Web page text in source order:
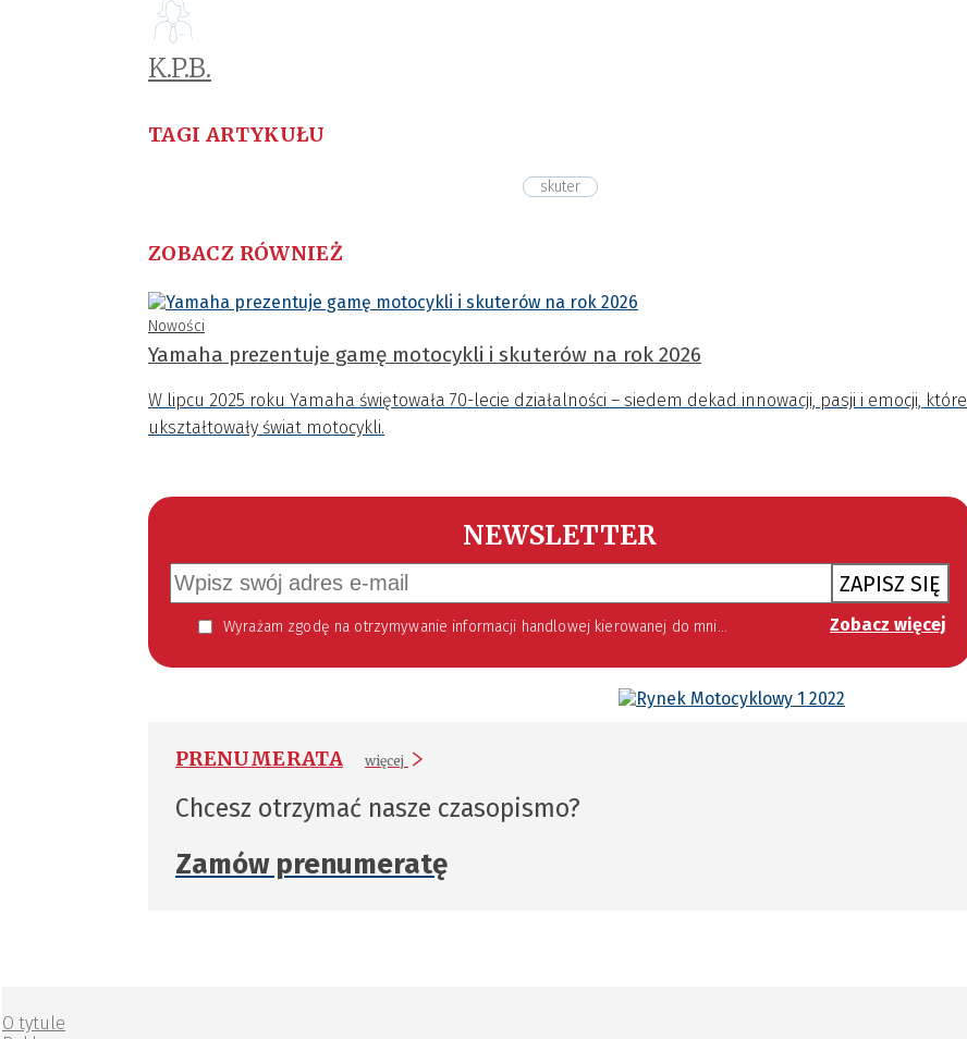
K.P.B.
TAGI ARTYKUŁU
skuter
ZOBACZ RÓWNIEŻ
Nowości
Yamaha prezentuje gamę motocykli i skuterów na rok 2026
W lipcu 2025 roku Yamaha świętowała 70-lecie działalności – siedem dekad innowacji, pasji i emocji, które
ukształtowały świat motocykli.
NEWSLETTER
ZAPISZ SIĘ
Wyrażam zgodę na otrzymywanie informacji handlowej kierowanej do mnie za pomocą środków komunikacji elektronicznej w szczególności poczty elektronicznej zgodnie z przepisem art. 10 ust 2 ustawy z dnia 18 lipca 2002 roku o świadczeniu usług drogą elektroniczną (Dz. U. 144 z 2002 r. poz. 1204). Zgoda jest dobrowolna, jednak jej wyrażenie jest konieczne, aby otrzymywać newsletter. Zobacz więcej
PRENUMERATA więcej
Chcesz otrzymać nasze czasopismo?
Zamów prenumeratę
O tytule